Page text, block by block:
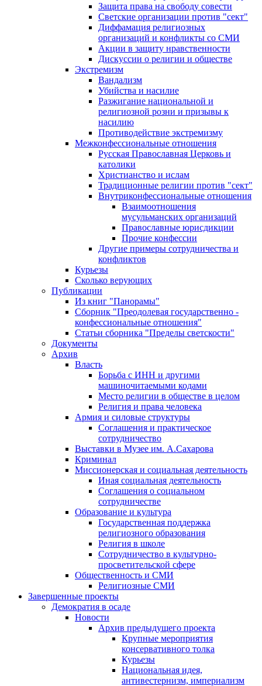
Защита права на свободу совести
Светские организации против "сект"
Диффамация религиозных
организаций и конфликты со СМИ
Акции в защиту нравственности
Дискуссии о религии и обществе
Экстремизм
Вандализм
Убийства и насилие
Разжигание национальной и
религиозной розни и призывы к
насилию
Противодействие экстремизму
Межконфессиональные отношения
Русская Православная Церковь и
католики
Христианство и ислам
Традиционные религии против "сект"
Внутриконфессиональные отношения
Взаимоотношения
мусульманских организаций
Православные юрисдикции
Прочие конфессии
Другие примеры сотрудничества и
конфликтов
Курьезы
Сколько верующих
Публикации
Из книг "Панорамы"
Сборник "Преодолевая государственно -
конфессиональные отношения"
Статьи сборника "Пределы светскости"
Документы
Архив
Власть
Борьба с ИНН и другими
машиночитаемыми кодами
Место религии в обществе в целом
Религия и права человека
Армия и силовые структуры
Соглашения и практическое
сотрудничество
Выставки в Музее им. А.Сахарова
Криминал
Миссионерская и социальная деятельность
Иная социальная деятельность
Соглашения о социальном
сотрудничестве
Образование и культура
Государственная поддержка
религиозного образования
Религия в школе
Сотрудничество в культурно-
просветительской сфере
Общественность и СМИ
Религиозные СМИ
Завершенные проекты
Демократия в осаде
Новости
Архив предыдущего проекта
Крупные мероприятия
консервативного толка
Курьезы
Национальная идея,
антивестернизм, империализм